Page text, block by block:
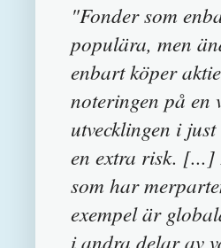
"Fonder som
populära, men
enbart köper
noteringen på en
utvecklingen i
en extra risk. [...]
som har
exempel är
i andra delar av